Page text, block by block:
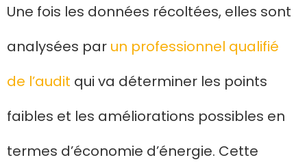
Une fois les données récoltées, elles sont
analysées par un professionnel qualifié
de l’audit qui va déterminer les points
faibles et les améliorations possibles en
termes d’économie d’énergie. Cette